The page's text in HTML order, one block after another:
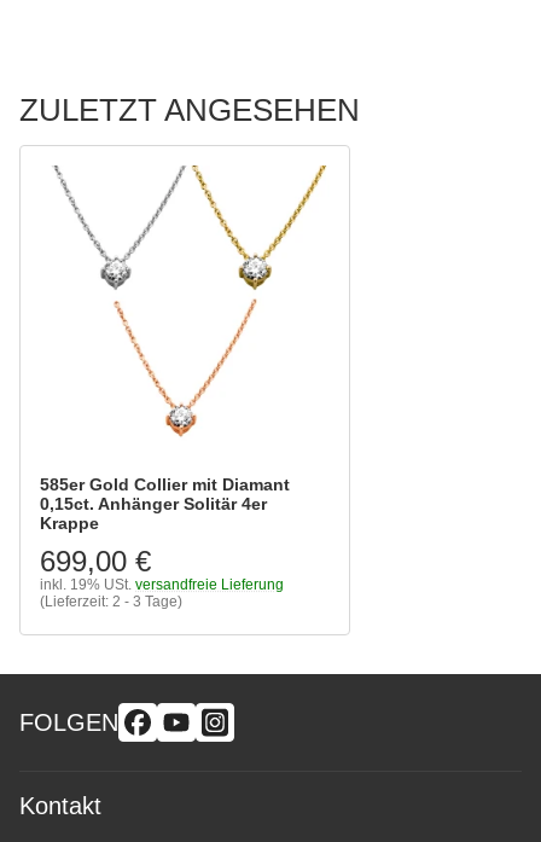
ZULETZT ANGESEHEN
585er Gold Collier mit Diamant
0,15ct. Anhänger Solitär 4er
Krappe
699,00 €
inkl. 19% USt. versandfreie Lieferung
(Lieferzeit: 2 - 3 Tage)
FOLGEN
Kontakt